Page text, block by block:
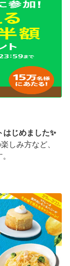
じめました✨
しみ方など、